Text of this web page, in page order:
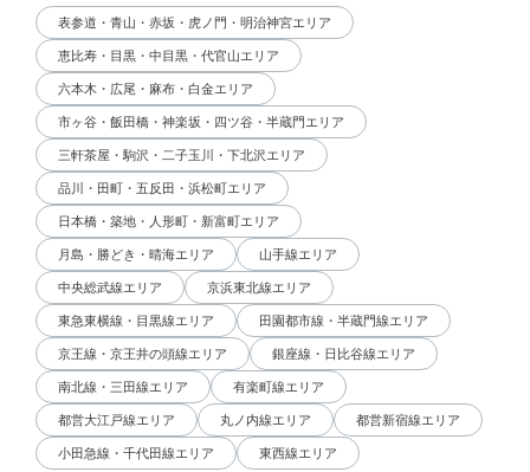
表参道・青山・赤坂・虎ノ門・明治神宮エリア
恵比寿・目黒・中目黒・代官山エリア
六本木・広尾・麻布・白金エリア
市ヶ谷・飯田橋・神楽坂・四ツ谷・半蔵門エリア
三軒茶屋・駒沢・二子玉川・下北沢エリア
品川・田町・五反田・浜松町エリア
日本橋・築地・人形町・新富町エリア
月島・勝どき・晴海エリア 山手線エリア
中央総武線エリア 京浜東北線エリア
東急東横線・目黒線エリア 田園都市線・半蔵門線エリア
京王線・京王井の頭線エリア 銀座線・日比谷線エリア
南北線・三田線エリア 有楽町線エリア
都営大江戸線エリア 丸ノ内線エリア 都営新宿線エリア
小田急線・千代田線エリア 東西線エリア